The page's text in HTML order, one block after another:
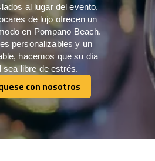
al lugar del evento,
de lujo ofrecen un
en Pompano Beach.
personalizables y un
hacemos que su día
sea libre de estrés.
con nosotros
con nosotros